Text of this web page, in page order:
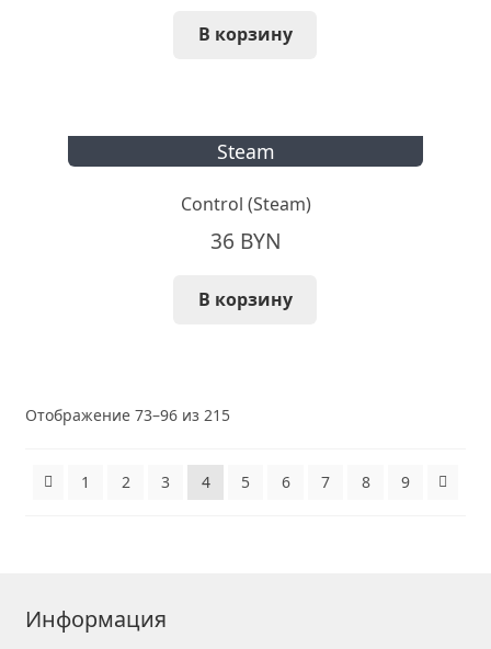
В корзину
Steam
Control (Steam)
36 BYN
В корзину
Отображение 73–96 из 215Сортировка:
1
2 3 4 5 6 7 8 9
Информация